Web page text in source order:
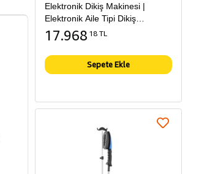
Elektronik Dikiş Makinesi |
Elektronik Aile Tipi Dikiş
Makinesi
17.968 18 TL
Sepete Ekle